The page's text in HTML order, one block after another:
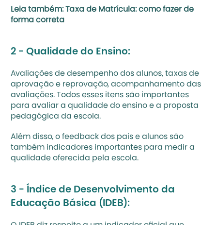
Leia também: Taxa de Matrícula: como fazer de
forma correta
2 - Qualidade do Ensino:
Avaliações de desempenho dos alunos, taxas de
aprovação e reprovação, acompanhamento das
avaliações. Todos esses itens são importantes
para avaliar a qualidade do ensino e a proposta
pedagógica da escola.
Além disso, o feedback dos pais e alunos são
também indicadores importantes para medir a
qualidade oferecida pela escola.
3 - Índice de Desenvolvimento da
Educação Básica (IDEB):